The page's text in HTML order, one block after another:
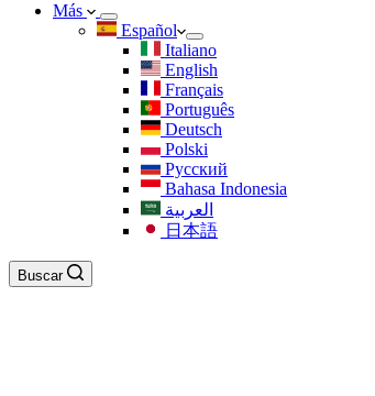
Más
Español
Italiano
English
Français
Português
Deutsch
Polski
Русский
Bahasa Indonesia
العربية
日本語
Buscar